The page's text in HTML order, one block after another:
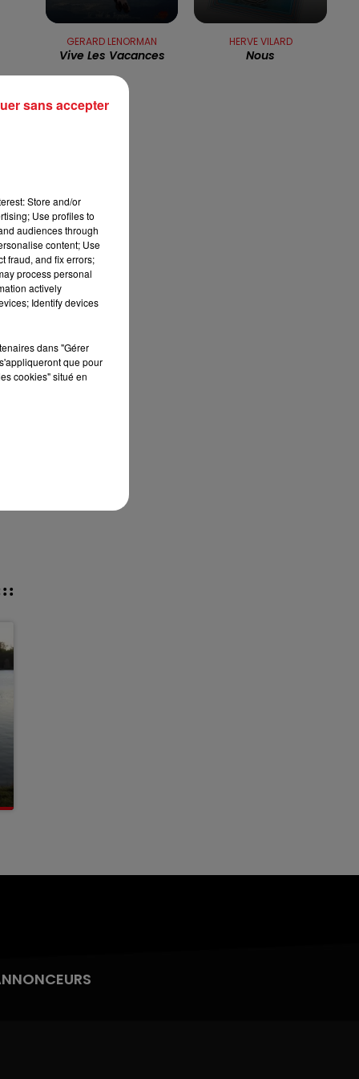
8h00 - 10h00
RDL WEEK-END
GERARD LENORMAN
Vive Les Vacances
HERVE VILARD
Nous
Store and/or
Use profiles to
audiences through
content; Use
fraud, and fix errors;
process personal
actively
Identify devices
dans "Gérer
que pour
cookies" situé en
sans accepter